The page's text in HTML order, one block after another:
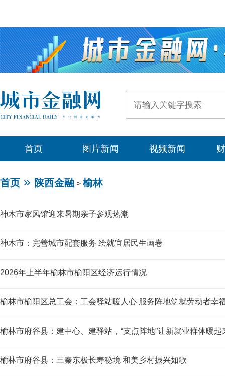
首页 图片新闻 视频新闻
首页 陕西金融 > 榆林
神木市家风馆迎来暑期亲子参观热潮
神木市：完善城市配套服务 绘就宜居民生画卷
2026年上半年榆林市榆阳区经济运行情况
榆林市榆阳区总工会：工会驿站暖人心 服务阵地筑就劳动者幸
榆林市府谷县：建中心、建驿站，“支点阵地”让新就业群体暖起
榆林市府谷县：三秦东极长寿秘境 和美乡村振兴如歌